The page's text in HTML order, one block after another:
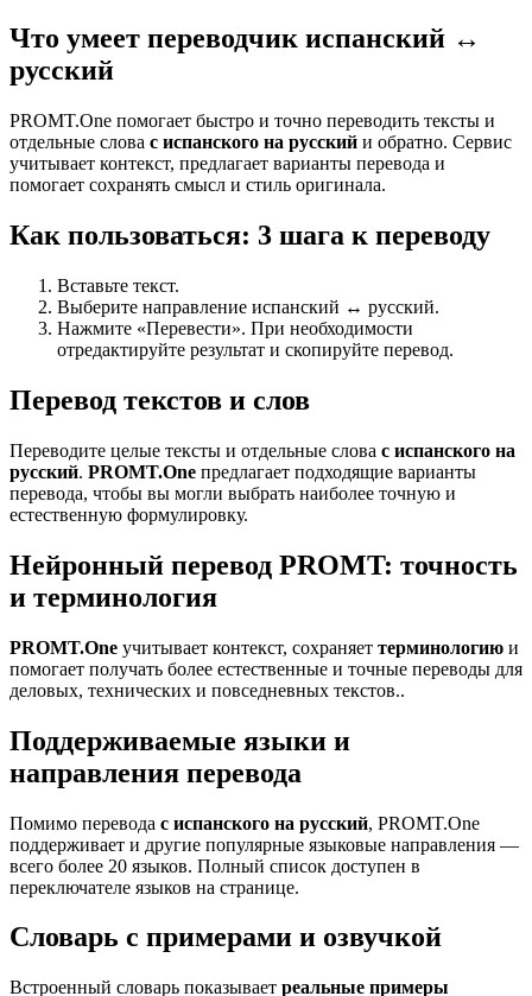
Что умеет переводчик испанский ↔
русский
PROMT.One помогает быстро и точно переводить тексты и
отдельные слова с испанского на русский и обратно. Сервис
учитывает контекст, предлагает варианты перевода и
помогает сохранять смысл и стиль оригинала.
Как пользоваться: 3 шага к переводу
Вставьте текст.
Выберите направление испанский ↔ русский.
Нажмите «Перевести». При необходимости
отредактируйте результат и скопируйте перевод.
Перевод текстов и слов
Переводите целые тексты и отдельные слова с испанского на
русский. PROMT.One предлагает подходящие варианты
перевода, чтобы вы могли выбрать наиболее точную и
естественную формулировку.
Нейронный перевод PROMT: точность
и терминология
PROMT.One учитывает контекст, сохраняет терминологию и
помогает получать более естественные и точные переводы для
деловых, технических и повседневных текстов..
Поддерживаемые языки и
направления перевода
Помимо перевода с испанского на русский, PROMT.One
поддерживает и другие популярные языковые направления —
всего более 20 языков. Полный список доступен в
переключателе языков на странице.
Словарь с примерами и озвучкой
Встроенный словарь показывает реальные примеры